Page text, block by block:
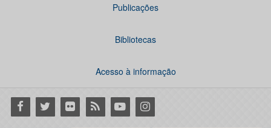
Publicações
Bibliotecas
Acesso à informação
Facebook
Twitter Flickr RSS YoutubeInstagram